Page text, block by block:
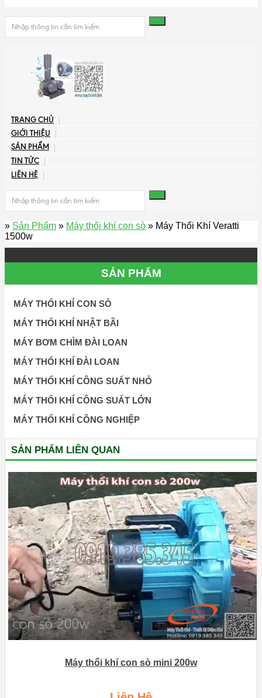
TRANG CHỦ
GIỚI THIỆU
SẢN PHẨM
TIN TỨC
LIÊN HỆ
» Sản Phẩm » Máy thổi khí con sò » Máy Thổi Khí Veratti
1500w
SẢN PHẨM
MÁY THỔI KHÍ CON SÒ
MÁY THỔI KHÍ NHẬT BÃI
MÁY BƠM CHÌM ĐÀI LOAN
MÁY THỔI KHÍ ĐÀI LOAN
MÁY THỔI KHÍ CÔNG SUẤT NHỎ
MÁY THỔI KHÍ CÔNG SUẤT LỚN
MÁY THỔI KHÍ CÔNG NGHIỆP
SẢN PHẨM LIÊN QUAN
Máy thổi khí con sò mini 200w